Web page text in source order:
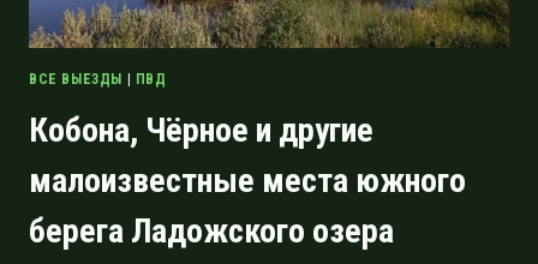
ВСЕ ВЫЕЗДЫ ПВД
Кобона, Чёрное и другие
малоизвестные места южного
берега Ладожского озера